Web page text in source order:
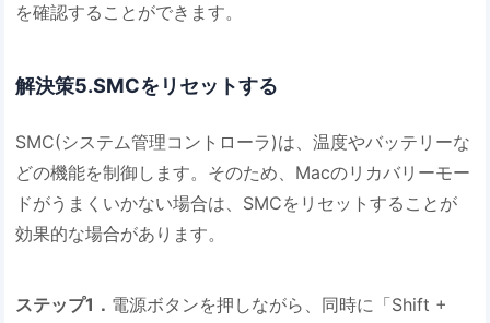
を確認することができます。
解決策5.SMCをリセットする
SMC(システム管理コントローラ)は、温度やバッテリーな
どの機能を制御します。そのため、Macのリカバリーモー
ドがうまくいかない場合は、SMCをリセットすることが
効果的な場合があります。
ステップ1． 電源ボタンを押しながら、同時に「Shift +